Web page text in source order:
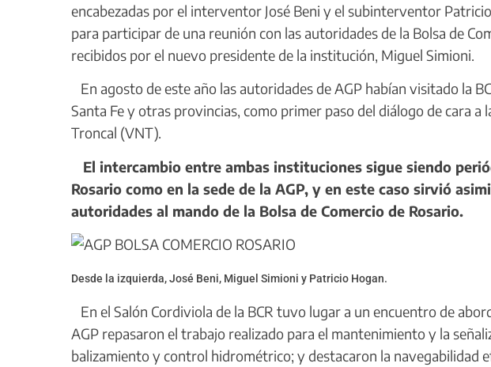
encabezadas por el interventor José Beni y el subinterventor
para participar de una reunión con las autoridades de la Bolsa de
recibidos por el nuevo presidente de la institución, Miguel Simioni.
En agosto de este año las autoridades de AGP habían visitado la
Santa Fe y otras provincias, como primer paso del diálogo de cara
Troncal (VNT).
El intercambio entre ambas instituciones sigue siendo
Rosario como en la sede de la AGP, y en este caso sirvió
autoridades al mando de la Bolsa de Comercio de Rosario.
Desde la izquierda, José Beni, Miguel Simioni y Patricio Hogan.
En el Salón Cordiviola de la BCR tuvo lugar a un encuentro de
AGP repasaron el trabajo realizado para el mantenimiento y la
balizamiento y control hidrométrico; y destacaron la navegabilidad